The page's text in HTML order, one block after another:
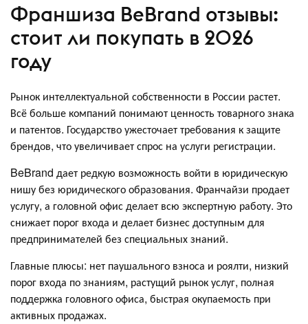
Франшиза BeBrand отзывы:
стоит ли покупать в 2026
году
Рынок интеллектуальной собственности в России растет.
Всё больше компаний понимают ценность товарного знака
и патентов. Государство ужесточает требования к защите
брендов, что увеличивает спрос на услуги регистрации.
BeBrand дает редкую возможность войти в юридическую
нишу без юридического образования. Франчайзи продает
услугу, а головной офис делает всю экспертную работу. Это
снижает порог входа и делает бизнес доступным для
предпринимателей без специальных знаний.
Главные плюсы: нет паушального взноса и роялти, низкий
порог входа по знаниям, растущий рынок услуг, полная
поддержка головного офиса, быстрая окупаемость при
активных продажах.